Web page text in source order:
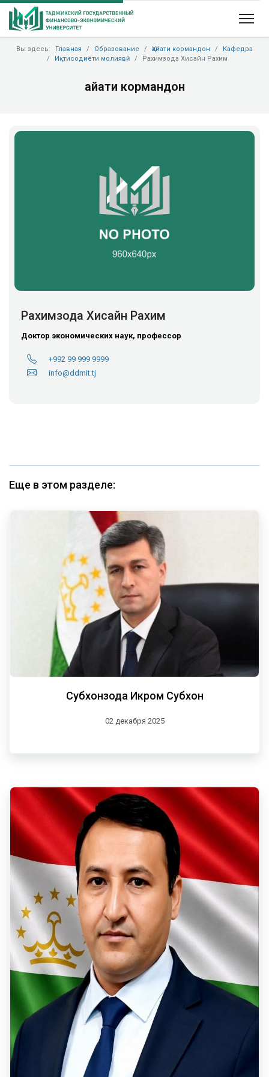
Вы здесь: Главная Образование Ҳайати кормандон
Кафедра
Иқтисодиёти молиявӣ
Рахимзода Хисайн Рахим
Ҳайати кормандон
Рахимзода Хисайн Рахим
Доктор экономических наук, профессор
+992 99 999 9999
info@ddmit.tj
Еще в этом разделе:
Субхонзода Икром Субхон
02 декабря 2025